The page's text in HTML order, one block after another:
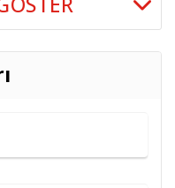
Taksitler